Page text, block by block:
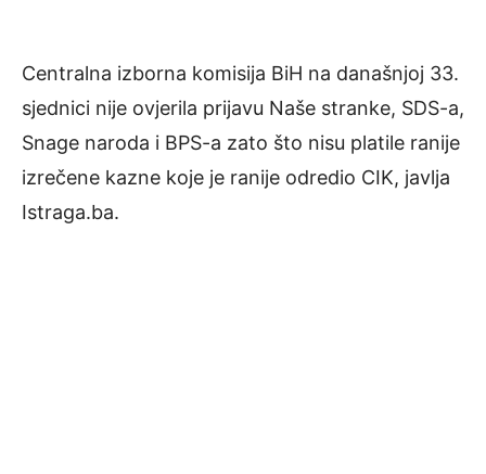
Centralna izborna komisija BiH na današnjoj 33.
sjednici nije ovjerila prijavu Naše stranke, SDS-a,
Snage naroda i BPS-a zato što nisu platile ranije
izrečene kazne koje je ranije odredio CIK, javlja
Istraga.ba.